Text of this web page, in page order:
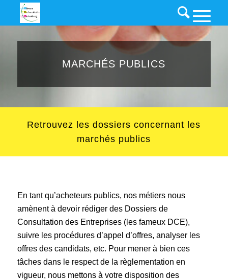
MARCHÉS PUBLICS
Retrouvez les dossiers concernant les
marchés publics
En tant qu’acheteurs publics, nos métiers nous
amènent à devoir rédiger des Dossiers de
Consultation des Entreprises (les fameux DCE),
suivre les procédures d’appel d’offres, analyser les
offres des candidats, etc. Pour mener à bien ces
tâches dans le respect de la règlementation en
vigueur, nous mettons à votre disposition des